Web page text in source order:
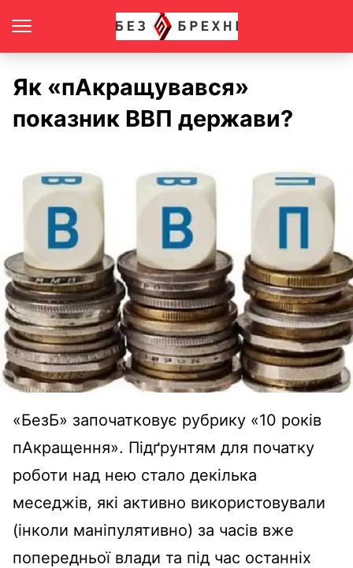
Як «пАкращувався»
показник ВВП держави?
«БезБ» започатковує рубрику «10 років
пАкращення». Підґрунтям для початку
роботи над нею стало декілька
меседжів, які активно використовували
(інколи маніпулятивно) за часів вже
попередньої влади та під час останніх